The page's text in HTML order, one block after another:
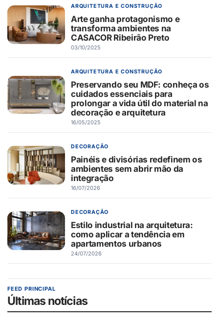
ARQUITETURA E CONSTRUÇÃO
Arte ganha protagonismo e
transforma ambientes na
CASACOR Ribeirão Preto
03/10/2025
ARQUITETURA E CONSTRUÇÃO
Preservando seu MDF: conheça os
cuidados essenciais para
prolongar a vida útil do material na
decoração e arquitetura
16/05/2025
DECORAÇÃO
Painéis e divisórias redefinem os
ambientes sem abrir mão da
integração
16/07/2026
DECORAÇÃO
Estilo industrial na arquitetura:
como aplicar a tendência em
apartamentos urbanos
24/07/2026
FEED PRINCIPAL
Últimas notícias